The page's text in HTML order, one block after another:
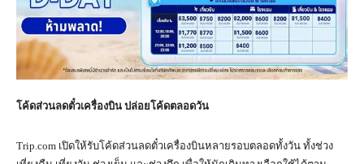
โค้ดส่วนลดตั๋วเครื่องบิน ปล่อยโค้ดตลอดวัน
Trip.com เปิดให้รับโค้ดส่วนลดตั๋วเครื่องบินหลายรอบตลอดทั้งวัน ทั้งช่วง